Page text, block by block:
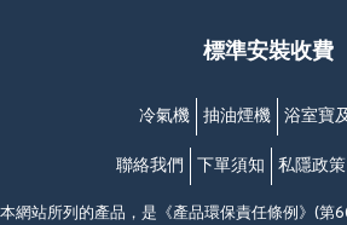
香港香港仔成都道20-28號
(黃竹坑地鐵站轉4M專線小巴)
標準安裝收費
冷氣機 抽油煙機 浴室寶
聯絡我們 下單須知 私隱政策
本網站所列的產品，是《產品環保責任條例》(第